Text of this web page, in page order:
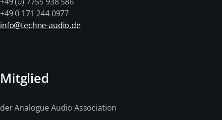
+49 0 171 244 0977
info@techne-audio.de
Mitglied
der Analogue Audio Association